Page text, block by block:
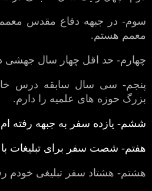
سوم- در جبهه دفاع مقدس
معمم هستم.
چهارم- حد اقل چهار سال جهشی
پنجم- سی سال سابقه درس
بزرگ حوزه های علمیه را دارم.
ششم- یازده سفر به جبهه رفته
هفتم- شصت سفر برای تبلیغات
هشتم- هشتاد سفر تبلیغی خودم